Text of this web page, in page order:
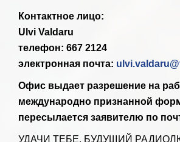
Контактное лицо:
Ulvi Valdaru
телефон: 667 2124
электронная почта:
Офис выдает разрешение на
международно признанной
пересылается заявителю по
УДАЧИ ТЕБЕ, БУДУЩИЙ